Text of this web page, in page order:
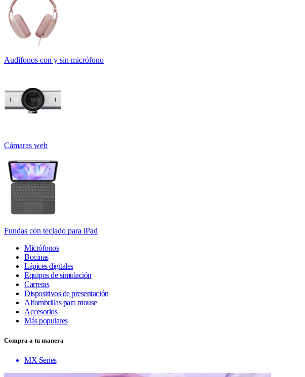
Audífonos con y sin micrófono
Cámaras web
Fundas con teclado para iPad
Micrófonos
Bocinas
Lápices digitales
Equipos de simulación
Carreras
Dispositivos de presentación
Alfombrillas para mouse
Accesorios
Más populares
Compra a tu manera
MX Series